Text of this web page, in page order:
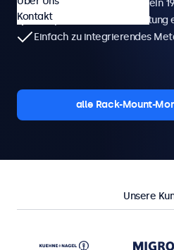
Entwickelt zum Einbau in ein
Kompakt und keine
Einfach zu integrierendes
alle Rack-Mount-
Unsere
Kontakt